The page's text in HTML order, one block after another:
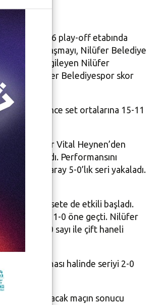
etti. Ligin 5-6 play-off etabında
karşılaşmayı, Nilüfer Belediye
bir oyun sergileyen Nilüfer
da, Nilüfer Belediyespor skor
vermeyince set ortalarına 15-11
Başantrenör Vital Heynen’den
yakaladı. Performansını
Galatasaray 5-0’lık seri yakaladı.
dördüncü sete de etkili başladı.
seride 1-0 öne geçti. Nilüfer
Sıla da 10 sayı ile çift haneli
kazanması halinde seriyi 2-0
oynanacak maçın sonucu